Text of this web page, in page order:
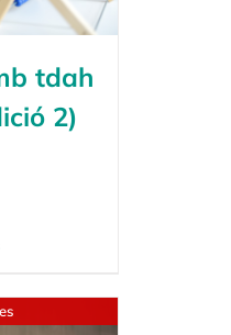
tdah
2)